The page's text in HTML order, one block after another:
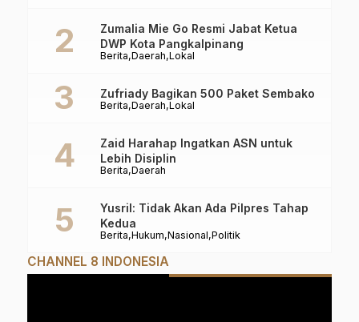
Berita Daerah Lokal
Zumalia Mie Go Resmi Jabat Ketua
DWP Kota Pangkalpinang
Berita Daerah Lokal
Zufriady Bagikan 500 Paket Sembako
Berita Daerah
Zaid Harahap Ingatkan ASN untuk
Lebih Disiplin
Berita Hukum Nasional Politik
Yusril: Tidak Akan Ada Pilpres Tahap
Kedua
CHANNEL 8 INDONESIA